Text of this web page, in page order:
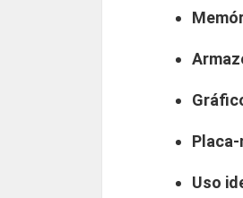
Placa-
Uso